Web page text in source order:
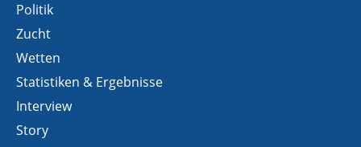
Politik
Zucht
Wetten
Statistiken & Ergebnisse
Interview
Story